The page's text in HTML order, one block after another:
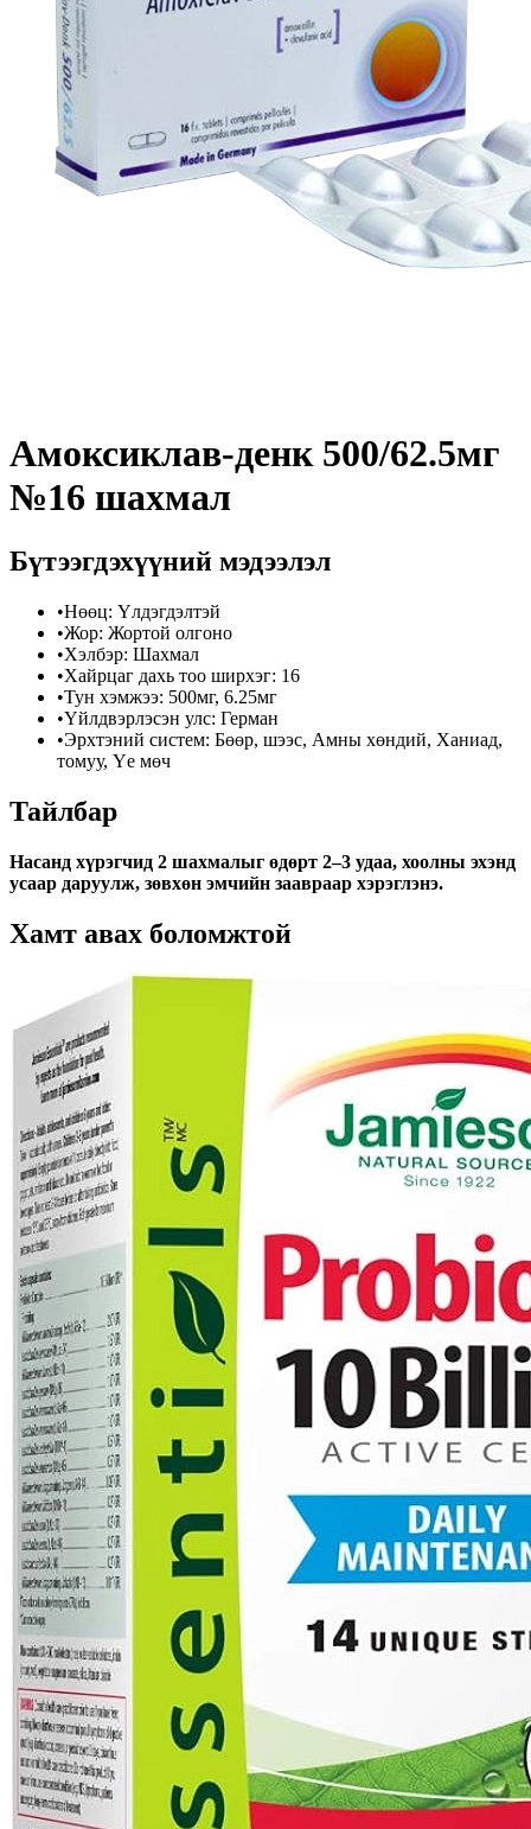
Амоксиклав-денк 500/62.5мг
№16 шахмал
Бүтээгдэхүүний мэдээлэл
•Нөөц: Үлдэгдэлтэй
•Жор: Жортой олгоно
•Хэлбэр: Шахмал
•Хайрцаг дахь тоо ширхэг: 16
•Тун хэмжээ: 500мг, 6.25мг
•Үйлдвэрлэсэн улс: Герман
•Эрхтэний систем: Бөөр, шээс, Амны хөндий, Ханиад,
томуу, Үе мөч
Тайлбар
Насанд хүрэгчид 2 шахмалыг өдөрт 2–3 удаа, хоолны эхэнд
усаар даруулж, зөвхөн эмчийн заавраар хэрэглэнэ.
Хамт авах боломжтой